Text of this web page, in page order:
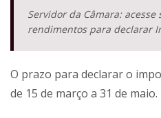
Servidor da Câmara:
rendimentos para declarar
O prazo para declarar o
de 15 de março a 31 de maio.